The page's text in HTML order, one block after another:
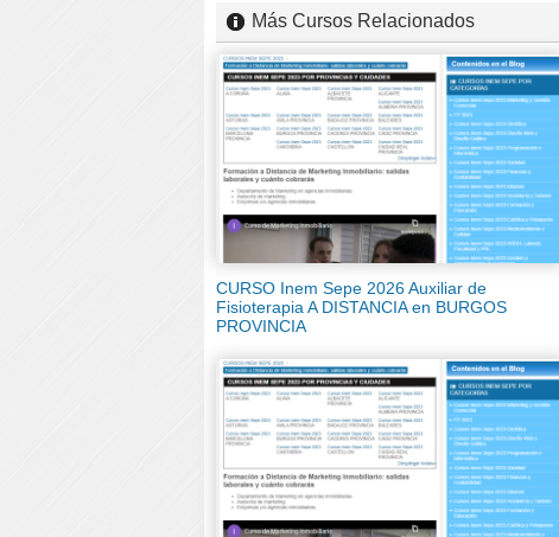
Más Cursos Relacionados
CURSO Inem Sepe 2026 Auxiliar de
Fisioterapia A DISTANCIA en BURGOS
PROVINCIA